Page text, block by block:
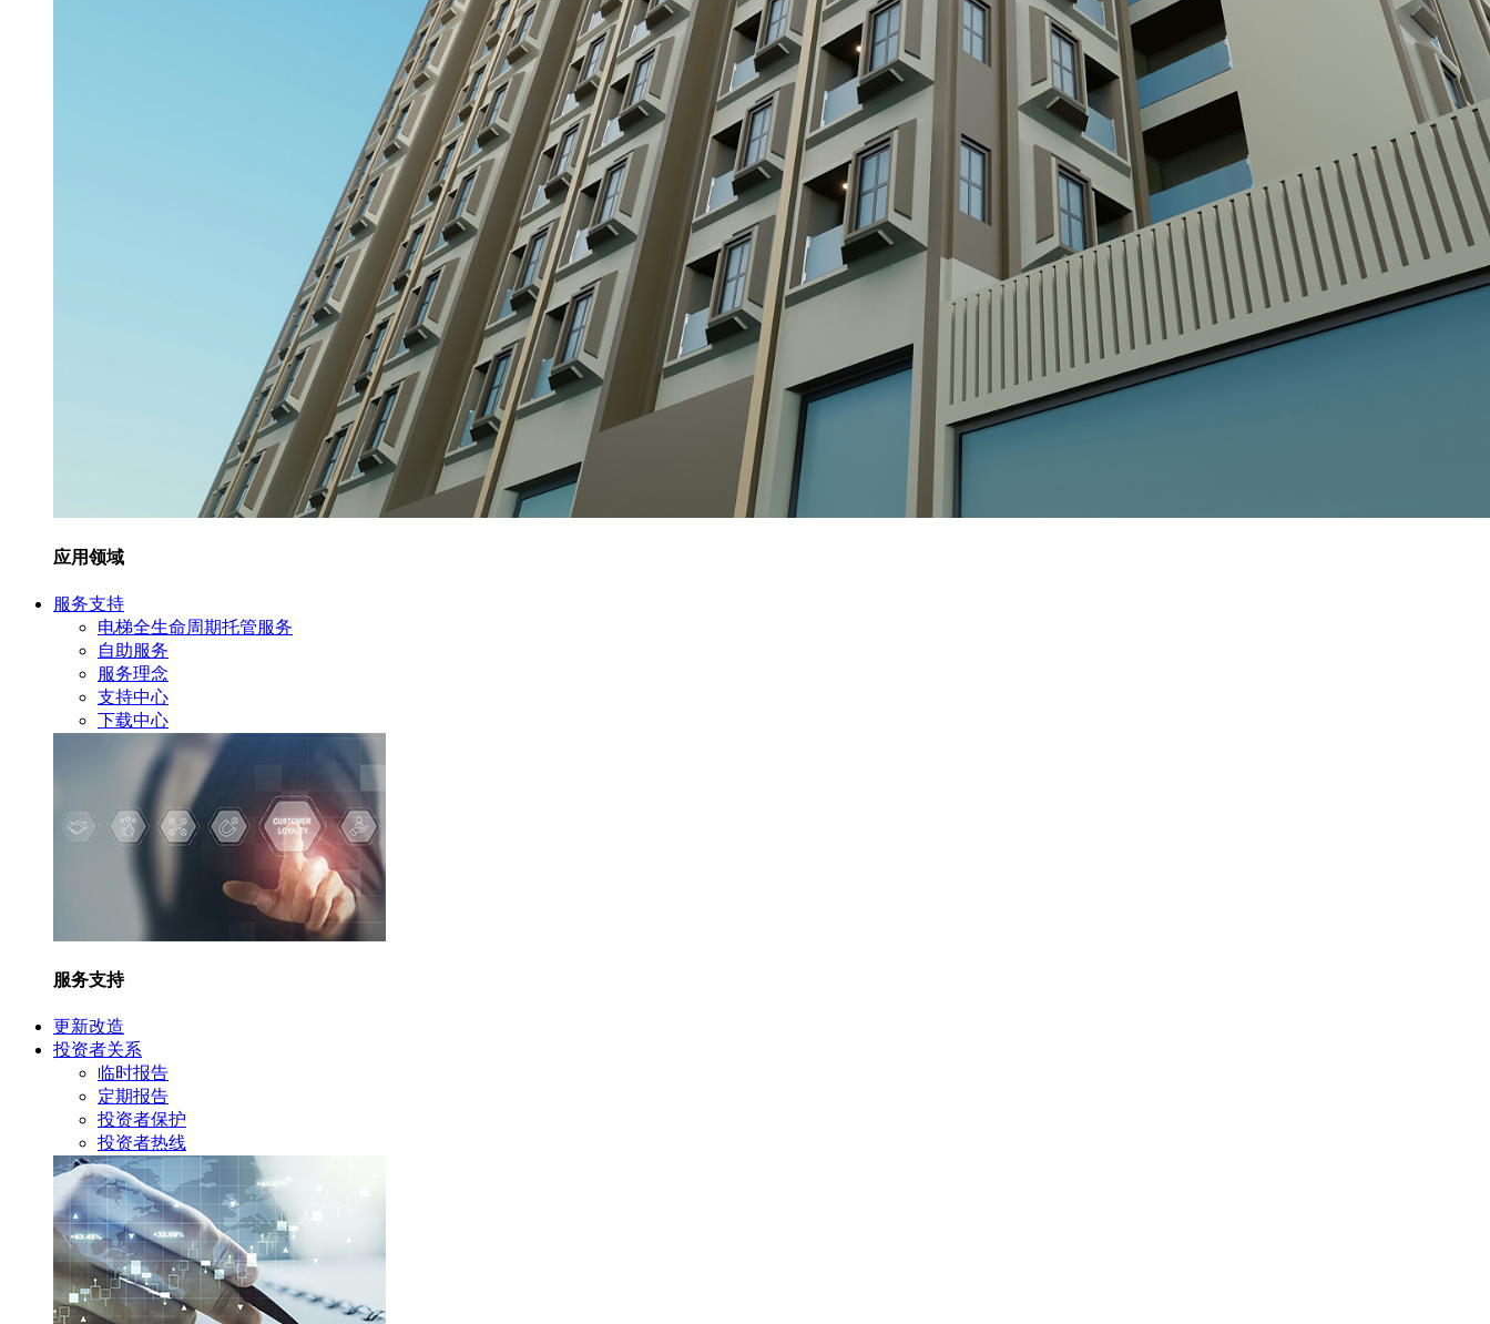
应用领域
服务支持
电梯全生命周期托管服务
自助服务
服务理念
支持中心
下载中心
服务支持
更新改造
投资者关系
临时报告
定期报告
投资者保护
投资者热线